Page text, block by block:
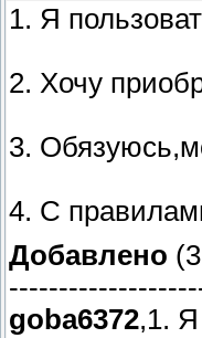
1. Я
2. Хочу
3.
4. С
Добавлено
goba6372,1. Я